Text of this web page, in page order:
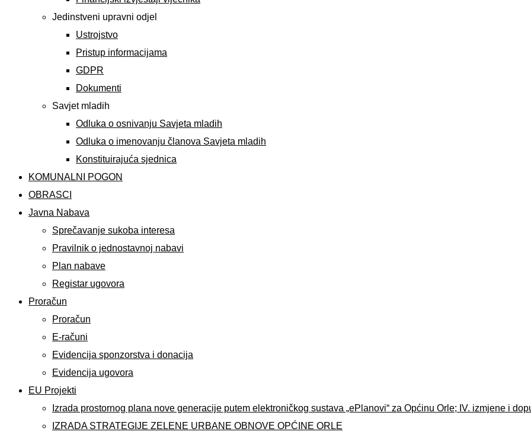
Jedinstveni upravni odjel
Ustrojstvo
Pristup informacijama
GDPR
Dokumenti
Savjet mladih
Odluka o osnivanju Savjeta mladih
Odluka o imenovanju članova Savjeta mladih
Konstituirajuća sjednica
KOMUNALNI POGON
OBRASCI
Javna Nabava
Sprečavanje sukoba interesa
Pravilnik o jednostavnoj nabavi
Plan nabave
Registar ugovora
Proračun
Proračun
E-računi
Evidencija sponzorstva i donacija
Evidencija ugovora
EU Projekti
Izrada prostornog plana nove generacije putem elektroničkog sustava „ePlanovi“ za Općinu Orle; IV. izmjene i
IZRADA STRATEGIJE ZELENE URBANE OBNOVE OPĆINE ORLE